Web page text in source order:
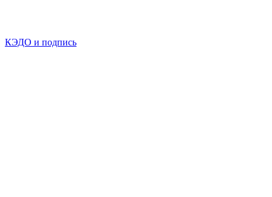
КЭДО и подпись